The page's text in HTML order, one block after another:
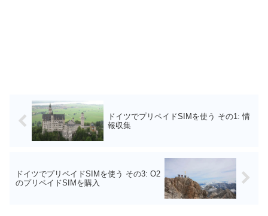
ドイツでプリペイドSIMを使う その1: 情
報収集
ドイツでプリペイドSIMを使う その3: O2
のプリペイドSIMを購入